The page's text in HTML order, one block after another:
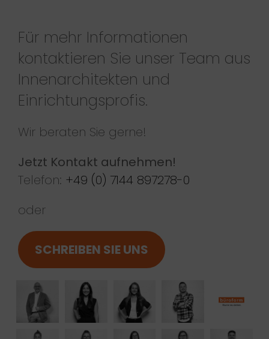
Für mehr Informationen
kontaktieren Sie unser Team aus
Innenarchitekten und
Einrichtungsprofis.
Wir beraten Sie gerne!
Jetzt Kontakt aufnehmen!
Telefon: +49 (0) 7144 897278-0
oder
SCHREIBEN SIE UNS